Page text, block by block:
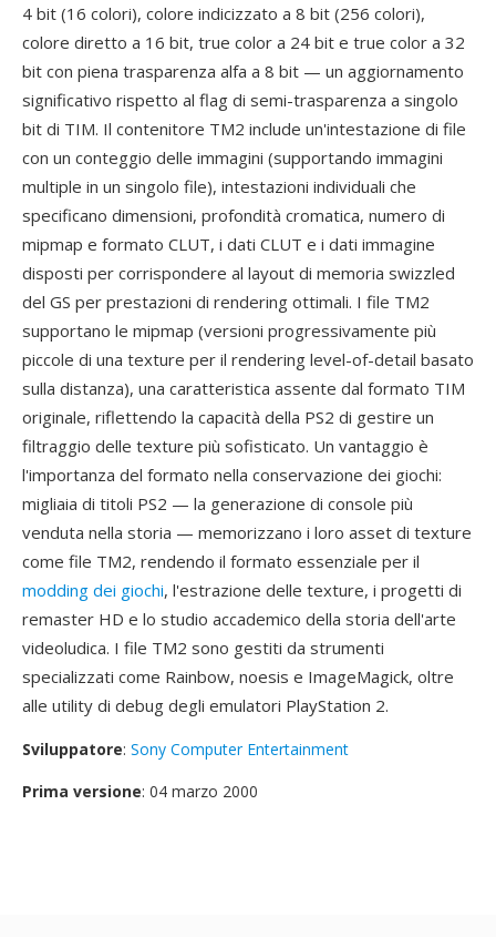
4 bit (16 colori), colore indicizzato a 8 bit (256 colori),
colore diretto a 16 bit, true color a 24 bit e true color a 32
bit con piena trasparenza alfa a 8 bit — un aggiornamento
significativo rispetto al flag di semi-trasparenza a singolo
bit di TIM. Il contenitore TM2 include un'intestazione di file
con un conteggio delle immagini (supportando immagini
multiple in un singolo file), intestazioni individuali che
specificano dimensioni, profondità cromatica, numero di
mipmap e formato CLUT, i dati CLUT e i dati immagine
disposti per corrispondere al layout di memoria swizzled
del GS per prestazioni di rendering ottimali. I file TM2
supportano le mipmap (versioni progressivamente più
piccole di una texture per il rendering level-of-detail basato
sulla distanza), una caratteristica assente dal formato TIM
originale, riflettendo la capacità della PS2 di gestire un
filtraggio delle texture più sofisticato. Un vantaggio è
l'importanza del formato nella conservazione dei giochi:
migliaia di titoli PS2 — la generazione di console più
venduta nella storia — memorizzano i loro asset di texture
come file TM2, rendendo il formato essenziale per il
modding dei giochi, l'estrazione delle texture, i progetti di
remaster HD e lo studio accademico della storia dell'arte
videoludica. I file TM2 sono gestiti da strumenti
specializzati come Rainbow, noesis e ImageMagick, oltre
alle utility di debug degli emulatori PlayStation 2.
Sviluppatore: Sony Computer Entertainment
Prima versione: 04 marzo 2000